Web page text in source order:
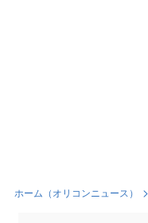
ホーム（オリコンニュース）